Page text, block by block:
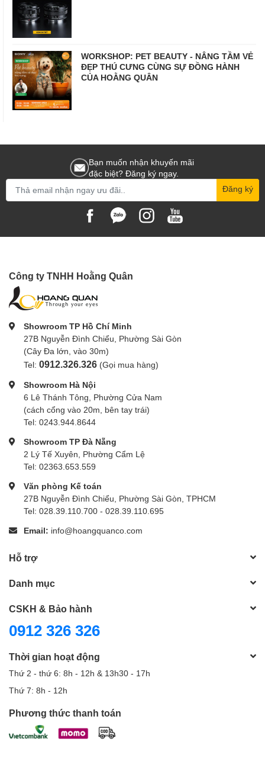
WORKSHOP: PET BEAUTY - NÂNG TẦM VẺ
ĐẸP THÚ CƯNG CÙNG SỰ ĐỒNG HÀNH
CỦA HOẰNG QUÂN
Bạn muốn nhận khuyến mãi
đặc biệt? Đăng ký ngay.
Đăng ký
Công ty TNHH Hoằng Quân
Showroom TP Hồ Chí Minh
27B Nguyễn Đình Chiểu, Phường Sài Gòn
(Cây Đa lớn, vào 30m)
Tel: 0912.326.326 (Gọi mua hàng)
Showroom Hà Nội
6 Lê Thánh Tông, Phường Cửa Nam
(cách cổng vào 20m, bên tay trái)
Tel: 0243.944.8644
Showroom TP Đà Nẵng
2 Lý Tế Xuyên, Phường Cẩm Lệ
Tel: 02363.653.559
Văn phòng Kế toán
27B Nguyễn Đình Chiểu, Phường Sài Gòn, TPHCM
Tel: 028.39.110.700 - 028.39.110.695
Email: info@hoangquanco.com
Hỗ trợ
Danh mục
CSKH & Bảo hành
0912 326 326
Thời gian hoạt động
Thứ 2 - thứ 6: 8h - 12h & 13h30 - 17h
Thứ 7: 8h - 12h
Phương thức thanh toán